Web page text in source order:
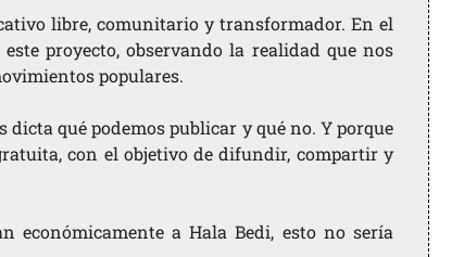
libre, comunitario y transformador. En el
proyecto, observando la realidad que nos
populares.
qué podemos publicar y qué no. Y porque
con el objetivo de difundir, compartir y
económicamente a Hala Bedi, esto no sería